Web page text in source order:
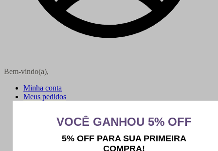
Bem-vindo(a),
Minha conta
Meus pedidos